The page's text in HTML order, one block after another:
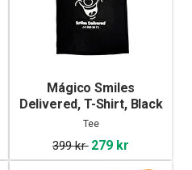
Mágico Smiles
Delivered, T-Shirt, Black
Tee
399 kr 279 kr